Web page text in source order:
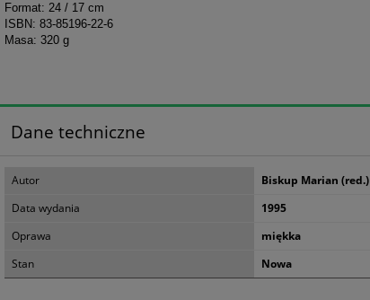
Format: 24 / 17 cm
ISBN: 83-85196-22-6
Masa: 320 g
Dane techniczne
Autor
Biskup Marian (red.)
Data wydania
1995
Oprawa
miękka
Stan
Nowa